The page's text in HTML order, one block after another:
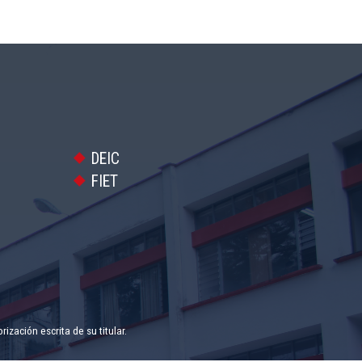
DEIC
FIET
escrita de su titular.